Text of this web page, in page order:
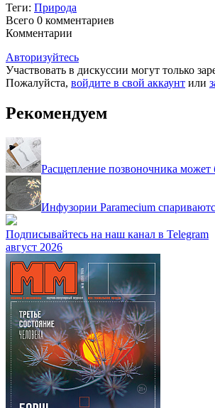
Теги: Природа
Всего 0 комментариев
Комментарии
Авторизуйтесь
Участвовать в дискуссии могут только
Пожалуйста, войдите в свой аккаунт или
Рекомендуем
Расщепление позвоночника может
Инфузории Paramecium
Подписывайтесь на наш канал в Telegram
август 2026